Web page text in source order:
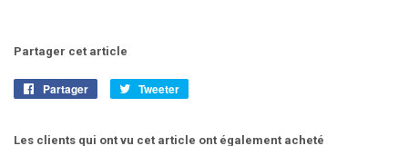
Partager cet article
Partager
PartagerTweeter
Les clients qui ont vu cet article ont également acheté